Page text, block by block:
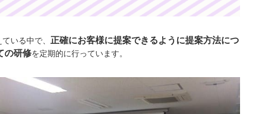
いる中で、 正確にお客様に提案できるように提案方法につ
の研修を定期的に行っています。